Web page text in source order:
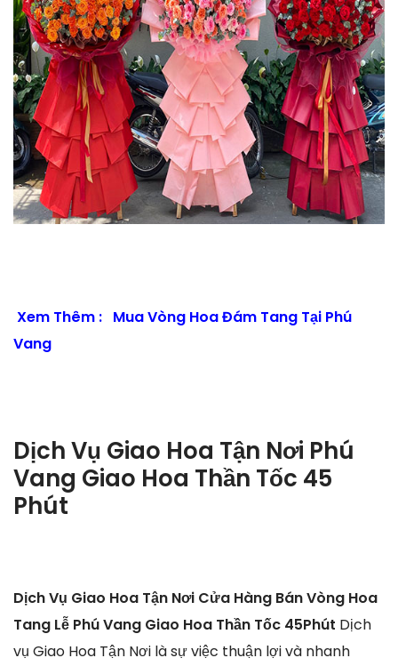
Xem Thêm : Mua Vòng Hoa Đám Tang Tại Phú
Vang
Dịch Vụ Giao Hoa Tận Nơi Phú
Vang Giao Hoa Thần Tốc 45
Phút
Dịch Vụ Giao Hoa Tận Nơi Cửa Hàng Bán Vòng Hoa
Tang Lễ Phú Vang Giao Hoa Thần Tốc 45Phút Dịch
vụ Giao Hoa Tận Nơi là sự việc thuận lợi và nhanh